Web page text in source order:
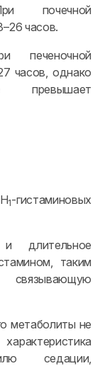
почечной
часов.
печеночной
часов, однако
превышает
1-гистаминовых
длительное
таким
связывающую
метаболиты не
седации,